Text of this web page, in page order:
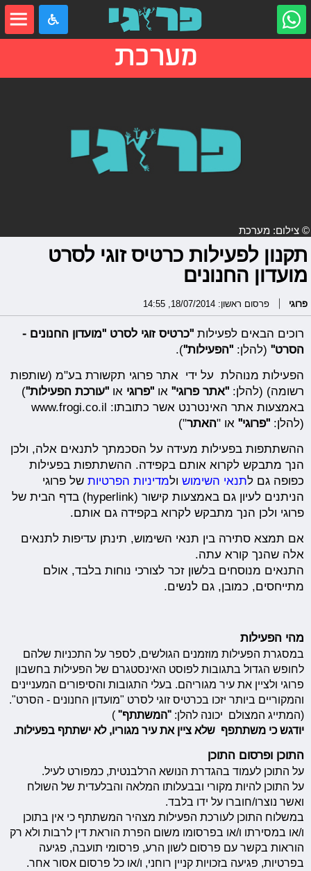
מערכת
© צילום: מערכת
תקנון לפעילות כרטיס זוגי לסרט
מועדון החנונים
פרוגי פרסום ראשון: 18/07/2014, 14:55
רוכים הבאים לפעילות"כרטיס זוגי לסרט "מועדון החנונים -
הסרט" (להלן:"הפעילות").
הפעילות מנוהלת על ידי אתר פרוגי תקשורת בע"מ (שותפות
רשומה) (להלן:"אתר פרוגי" או "פרוגי או "עורכת הפעילות"
)
באמצעות אתר האינטרנט אשר כתובתו: www.frogi.co.il
(להלן:"פרוגי" או "האתר")
ההשתתפות בפעילות מעידה על הסכמתך לתנאים אלה, ולכן
הנך מתבקש לקרוא אותם בקפידה. ההשתתפות בפעילות
כפופה גם לתנאי השימוש ולמדיניות הפרטיות של פרוגי
הניתנים לעיון גם באמצעות קישור (hyperlink) בדף הבית של
פרוגי ולכן הנך מתבקש לקרוא בקפידה גם אותם.
אם תמצא סתירה בין תנאי השימוש, תינתן עדיפות לתנאים
אלה שהנך קורא עתה.
התנאים מנוסחים בלשון זכר לצורכי נוחות בלבד, אולם
מתייחסים, כמובן, גם לנשים.
מהי הפעילות
במסגרת הפעילות מוזמנים הגולשים, לספר על התכניות שלהם
לחופש הגדול בתגובות לפוסט האינסטגרם של הפעילות בחשבון
פרוגי ולציין את עיר מגוריהם. בעלי התגובות והסיפורים המעניינים
והמקוריים ביותר יזכו בכרטיס זוגי לסרט "מועדון החנונים - הסרט".
(המתייג המצולם יכונה להלן:"המשתתף" )
יודגש כי משתתפף שלא ציין את עיר מגוריו, לא ישתתף בפעילות.
התוכן ופרסום התוכן
על התוכן לעמוד בהגדרת הנושא הרלבנטית, כמפורט לעיל.
על התוכן להיות מקורי ובבעלותו המלאה והבלעדית של השולח
ואשר נוצרו/חוברו על ידו בלבד.
במשלוח התוכן לעורכת הפעילות מצהיר המשתתף כי אין בתוכן
ו/או במסירתו ו/או בפרסומו משום הפרת הוראת דין לרבות ולא רק
הוראות בקשר עם פרסום לשון הרע, פרסומי תועבה, פגיעה
בפרטיות, פגיעה בזכויות קניין רוחני, ו/או כל פרסום אסור אחר.